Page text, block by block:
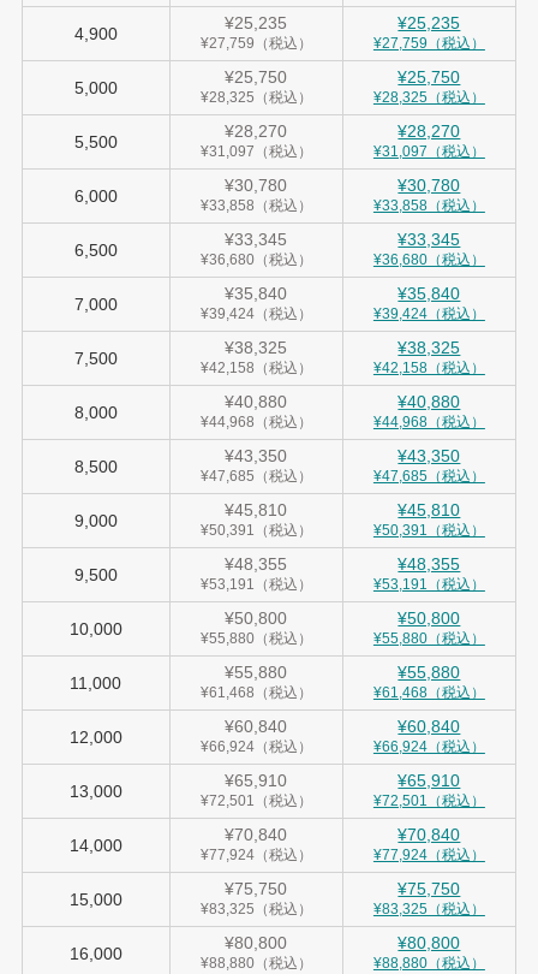
4,900
¥25,235
¥27,759（税込）
¥25,235
¥27,759（税込）
5,000
¥25,750
¥28,325（税込）
¥25,750
¥28,325（税込）
5,500
¥28,270
¥31,097（税込）
¥28,270
¥31,097（税込）
6,000
¥30,780
¥33,858（税込）
¥30,780
¥33,858（税込）
6,500
¥33,345
¥36,680（税込）
¥33,345
¥36,680（税込）
7,000
¥35,840
¥39,424（税込）
¥35,840
¥39,424（税込）
7,500
¥38,325
¥42,158（税込）
¥38,325
¥42,158（税込）
8,000
¥40,880
¥44,968（税込）
¥40,880
¥44,968（税込）
8,500
¥43,350
¥47,685（税込）
¥43,350
¥47,685（税込）
9,000
¥45,810
¥50,391（税込）
¥45,810
¥50,391（税込）
9,500
¥48,355
¥53,191（税込）
¥48,355
¥53,191（税込）
10,000
¥50,800
¥55,880（税込）
¥50,800
¥55,880（税込）
11,000
¥55,880
¥61,468（税込）
¥55,880
¥61,468（税込）
12,000
¥60,840
¥66,924（税込）
¥60,840
¥66,924（税込）
13,000
¥65,910
¥72,501（税込）
¥65,910
¥72,501（税込）
14,000
¥70,840
¥77,924（税込）
¥70,840
¥77,924（税込）
15,000
¥75,750
¥83,325（税込）
¥75,750
¥83,325（税込）
16,000
¥80,800
¥88,880（税込）
¥80,800
¥88,880（税込）